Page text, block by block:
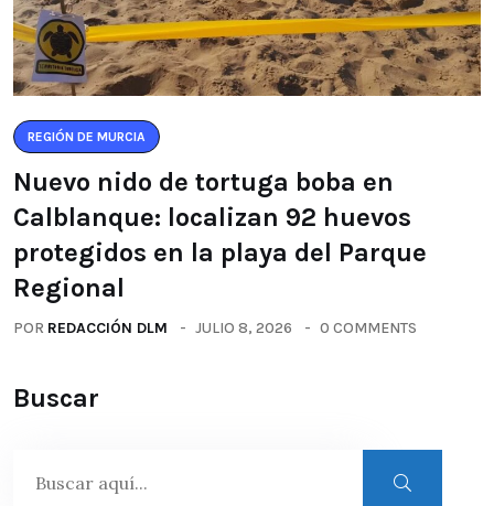
REGIÓN DE MURCIA
Nuevo nido de tortuga boba en
Calblanque: localizan 92 huevos
protegidos en la playa del Parque
Regional
POR REDACCIÓN DLM JULIO 8, 2026 0 COMMENTS
Buscar